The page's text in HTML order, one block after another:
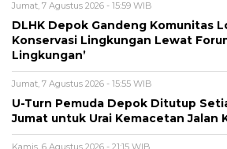
Jumat, 7 Agustus 2026 - 15:59 WIB
DLHK Depok Gandeng Komunitas
Konservasi Lingkungan Lewat
Lingkungan’
Jumat, 7 Agustus 2026 - 15:55 WIB
U-Turn Pemuda Depok Ditutup
Jumat untuk Urai Kemacetan Jalan
Kamis, 6 Agustus 2026 - 21:15 WIB